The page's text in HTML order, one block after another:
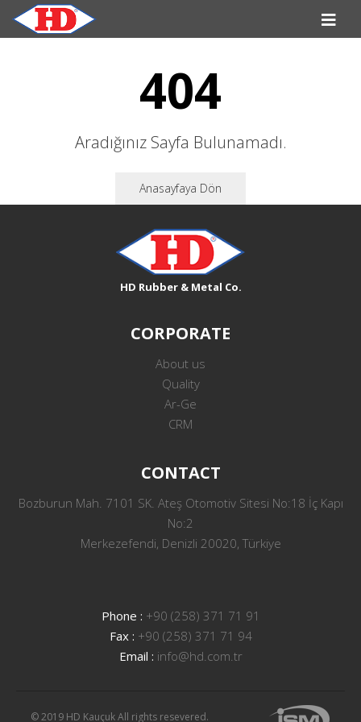
404
Aradığınız Sayfa Bulunamadı.
Anasayfaya Dön
HD Rubber & Metal Co.
CORPORATE
About us
Quality
Ar-Ge
CRM
CONTACT
Bozburun Mah. 7101 SK. Ateş Otomotiv Sitesi No:18 İç Kapı
No:2
Merkezefendi, Denizli 20020, Türkiye
Phone : +90 (258) 371 71 91
Fax : +90 (258) 371 71 94
Email : info@hd.com.tr
© 2019 HD Kauçuk All rights resevered.